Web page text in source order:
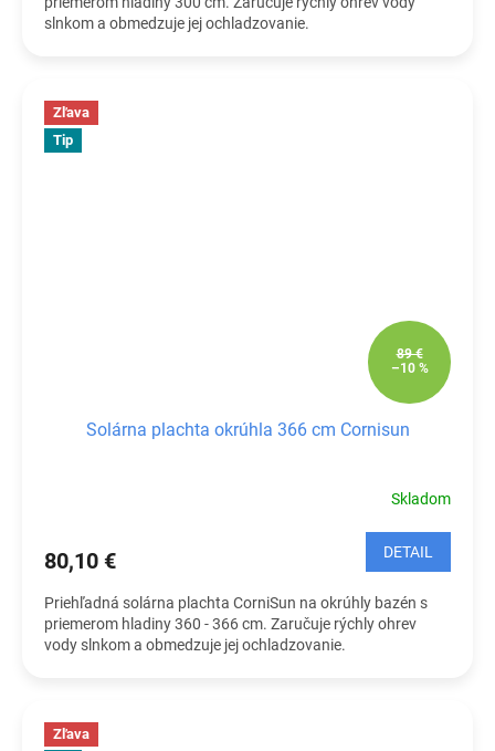
slnkom a obmedzuje jej ochladzovanie.
Zľava
Tip
89 €
–10 %
Solárna plachta okrúhla 366 cm Cornisun
Skladom
80,10 € DETAIL
Priehľadná solárna plachta CorniSun na okrúhly bazén s
priemerom hladiny 360 - 366 cm. Zaručuje rýchly ohrev
vody slnkom a obmedzuje jej ochladzovanie.
Zľava